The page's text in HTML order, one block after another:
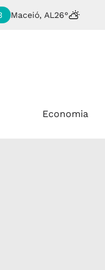
Maceió, AL 26°
Economia